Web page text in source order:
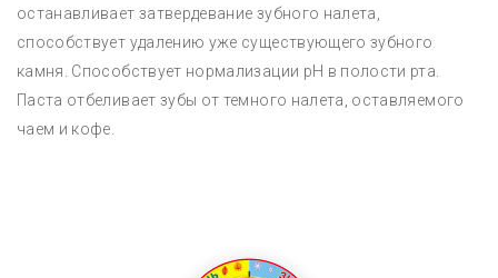
останавливает затвердевание зубного налета,
способствует удалению уже существующего зубного
камня. Способствует нормализации рН в полости рта.
Паста отбеливает зубы от темного налета, оставляемого
чаем и кофе.